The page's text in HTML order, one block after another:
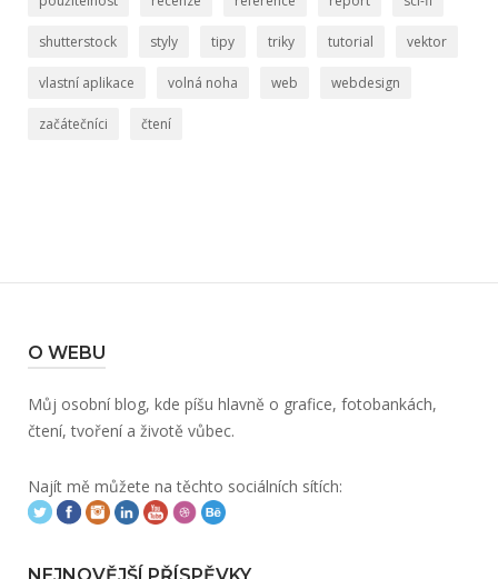
shutterstock styly tipy triky tutorial vektor
vlastní aplikace volná noha web webdesign
začátečníci čtení
O WEBU
Můj osobní blog, kde píšu hlavně o grafice, fotobankách,
čtení, tvoření a životě vůbec.
Najít mě můžete na těchto sociálních sítích: